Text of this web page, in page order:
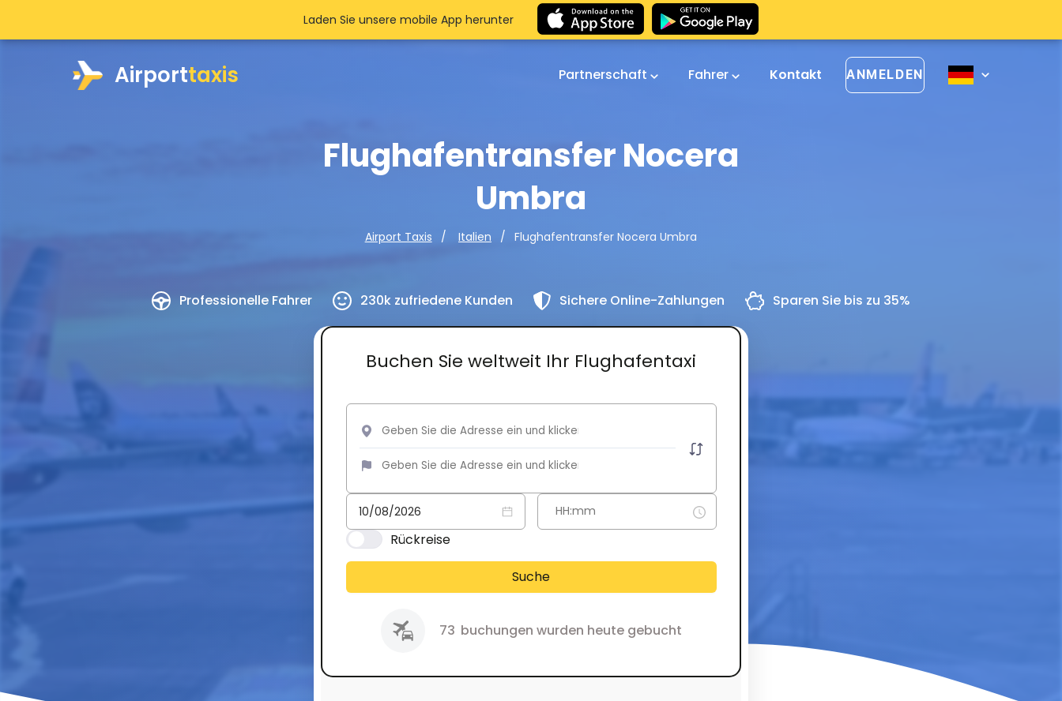
Airporttaxis Partnerschaft Fahrer Kontakt ANMELDEN
Flughafentransfer Nocera
Umbra
Airport Taxis Italien Flughafentransfer Nocera Umbra
Professionelle Fahrer 230k zufriedene Kunden Sichere Online-Zahlungen Sparen Sie bis zu 35%
Buchen Sie weltweit Ihr Flughafentaxi
Rückreise
Suche
73 buchungen wurden heute gebucht
Laden Sie unsere mobile App herunter